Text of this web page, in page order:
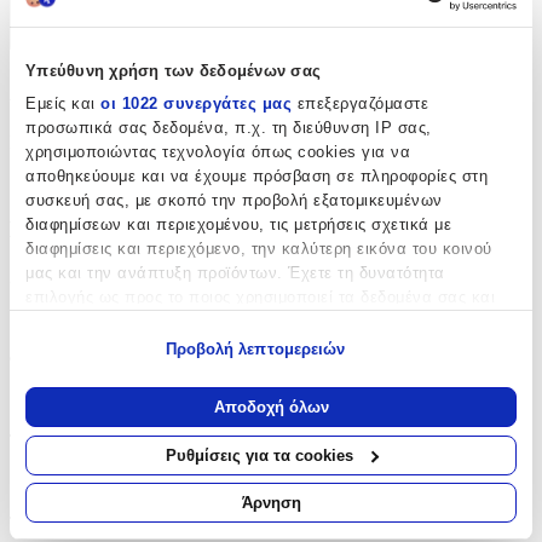
Υπεύθυνη χρήση των δεδομένων σας
Εμείς και οι 1022 συνεργάτες μας επεξεργαζόμαστε
προσωπικά σας δεδομένα, π.χ. τη διεύθυνση IP σας,
χρησιμοποιώντας τεχνολογία όπως cookies για να
αποθηκεύουμε και να έχουμε πρόσβαση σε πληροφορίες στη
συσκευή σας, με σκοπό την προβολή εξατομικευμένων
διαφημίσεων και περιεχομένου, τις μετρήσεις σχετικά με
διαφημίσεις και περιεχόμενο, την καλύτερη εικόνα του κοινού
μας και την ανάπτυξη προϊόντων. Έχετε τη δυνατότητα
Να συλλέξουμε πληροφορίες σχετικά με τη γεωγραφική
σας τοποθεσία, οι οποίες μπορεί να είναι ακριβείς σε
απόσταση μερικών μέτρων
Να αναγνωρίσουμε τη συσκευή σας σαρώνοντας ενεργά
για συγκεκριμένα χαρακτηριστικά (δακτυλικό αποτύπωμα)
Μάθετε περισσότερα σχετικά με τον τρόπο επεξεργασίας των
Προβολή λεπτομερειών
Αποδοχή όλων
Ρυθμίσεις για τα cookies
Άρνηση
Χαρακτηριστικά
Κατασκευαστής
OEM
Βασικά Χαρακτηριστικά
Χρώμα:
Μαύρο
Τύπος:
Πλάτης
Τάξη: